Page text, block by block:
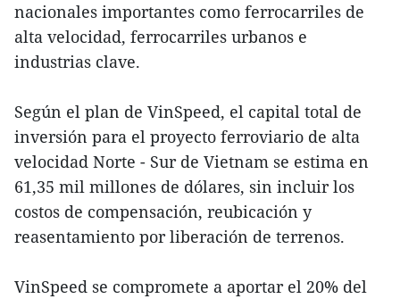
nacionales importantes como ferrocarriles de
alta velocidad, ferrocarriles urbanos e
industrias clave.
Según el plan de VinSpeed, el capital total de
inversión para el proyecto ferroviario de alta
velocidad Norte - Sur de Vietnam se estima en
61,35 mil millones de dólares, sin incluir los
costos de compensación, reubicación y
reasentamiento por liberación de terrenos.
VinSpeed se compromete a aportar el 20% del